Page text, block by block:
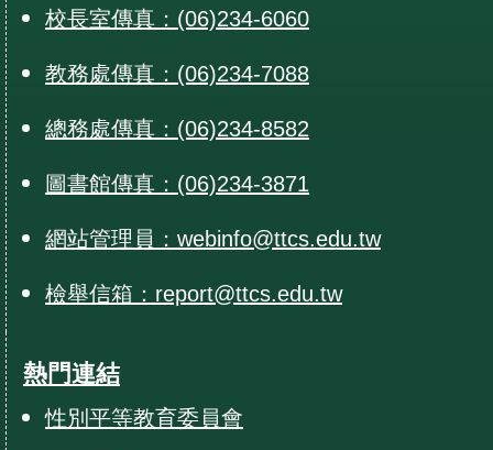
校長室傳真：(06)234-6060
教務處傳真：(06)234-7088
總務處傳真：(06)234-8582
圖書館傳真：(06)234-3871
網站管理員：webinfo@ttcs.edu.tw
檢舉信箱：report@ttcs.edu.tw
熱門連結
性別平等教育委員會